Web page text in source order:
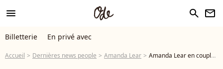
menu search newsletter
Billetterie En privé avec
Accueil Dernières news people Amanda Lear Amanda Lear en couple avec Dali : un ménage à trois avec la femme du peintre qui a tourné court